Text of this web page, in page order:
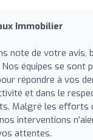
Immobilier
note de votre avis,
équipes se sont
répondre à vos
et dans le
Malgré les efforts
interventions
attentes.